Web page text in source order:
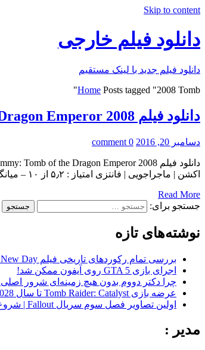
Skip to content
دانلود فیلم خارجی
دانلود فیلم جدید با لینک مستقیم
Home Posts tagged "2008 Tomb"
دانلود فیلم The Mummy: Tomb of the Dragon Emperor 2008
دسامبر 20, 2016 0 comment
اکشن | ماجراجویی | فانتزی امتياز : ۵٫۲ از ۱۰ – میانگین رای منتشر کننده : کیفیت : […]
Read More
جستجو برای:
نوشته‌های تازه
بررسی تمام رکوردهای تاریخی فیلم Spider-Man: Brand New Day در گیشه
اجرای بازی GTA 5 روی آیفون ممکن شد!
چرا دکتر دووم بدون هیچ زمینه‌ای شرور اصلی Avengers شد؟
عرضه بازی Tomb Raider: Catalyst تا سال 2028 با تاخیر همراه شد
اولین تصاویر فصل سوم سریال Fallout | شروع فیلم‌برداری
مدیر :